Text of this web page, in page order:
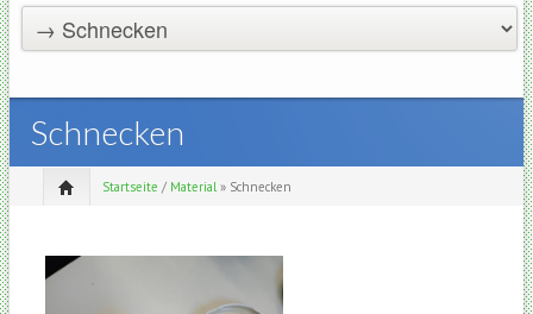
Schnecken
Startseite / Material» Schnecken